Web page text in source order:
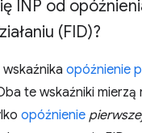
INP od
(FID)?
opóźnienie
te wskaźniki
opóźnienie